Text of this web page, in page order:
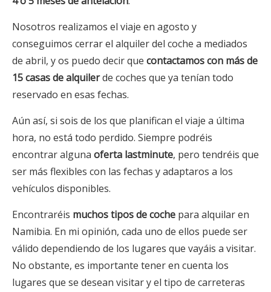
Nosotros realizamos el viaje en agosto y
conseguimos cerrar el alquiler del coche a mediados
de abril, y os puedo decir que contactamos con más de
15 casas de alquilerde coches que ya tenían todo
reservado en esas fechas.
Aún así, si sois de los que planifican el viaje a última
hora, no está todo perdido. Siempre podréis
encontrar alguna oferta lastminute, pero tendréis que
ser más flexibles con las fechas y adaptaros a los
vehículos disponibles.
Encontraréis muchos tipos de coche para alquilar en
Namibia. En mi opinión, cada uno de ellos puede ser
válido dependiendo de los lugares que vayáis a visitar.
No obstante, es importante tener en cuenta los
lugares que se desean visitar y el tipo de carreteras